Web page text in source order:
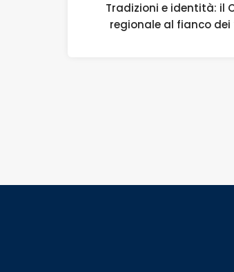
Tradizioni e identità: il
regionale al fianco